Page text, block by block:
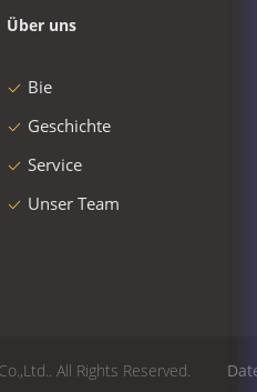
Über uns
Bie
Geschichte
Service
Unser Team
All Rights Reserved.